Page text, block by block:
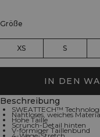
Größe
XS S
IN DEN
Beschreibung
SWEATTECH™
Nahtloses, weiches
Hohe Taille
Scrunch-Detail hinten
V-förmiger Taillenbund